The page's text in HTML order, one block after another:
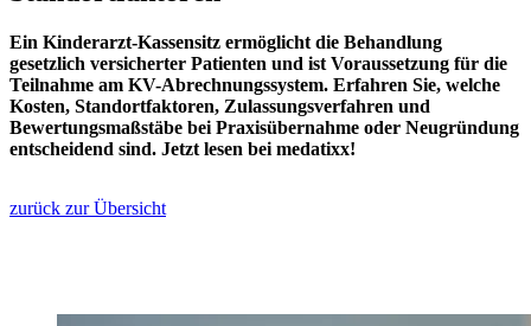
Ein Kinderarzt-Kassensitz ermöglicht die Behandlung
gesetzlich versicherter Patienten und ist Voraussetzung für die
Teilnahme am KV-Abrechnungssystem. Erfahren Sie, welche
Kosten, Standortfaktoren, Zulassungsverfahren und
Bewertungsmaßstäbe bei Praxisübernahme oder Neugründung
entscheidend sind. Jetzt lesen bei medatixx!
zurück zur Übersicht